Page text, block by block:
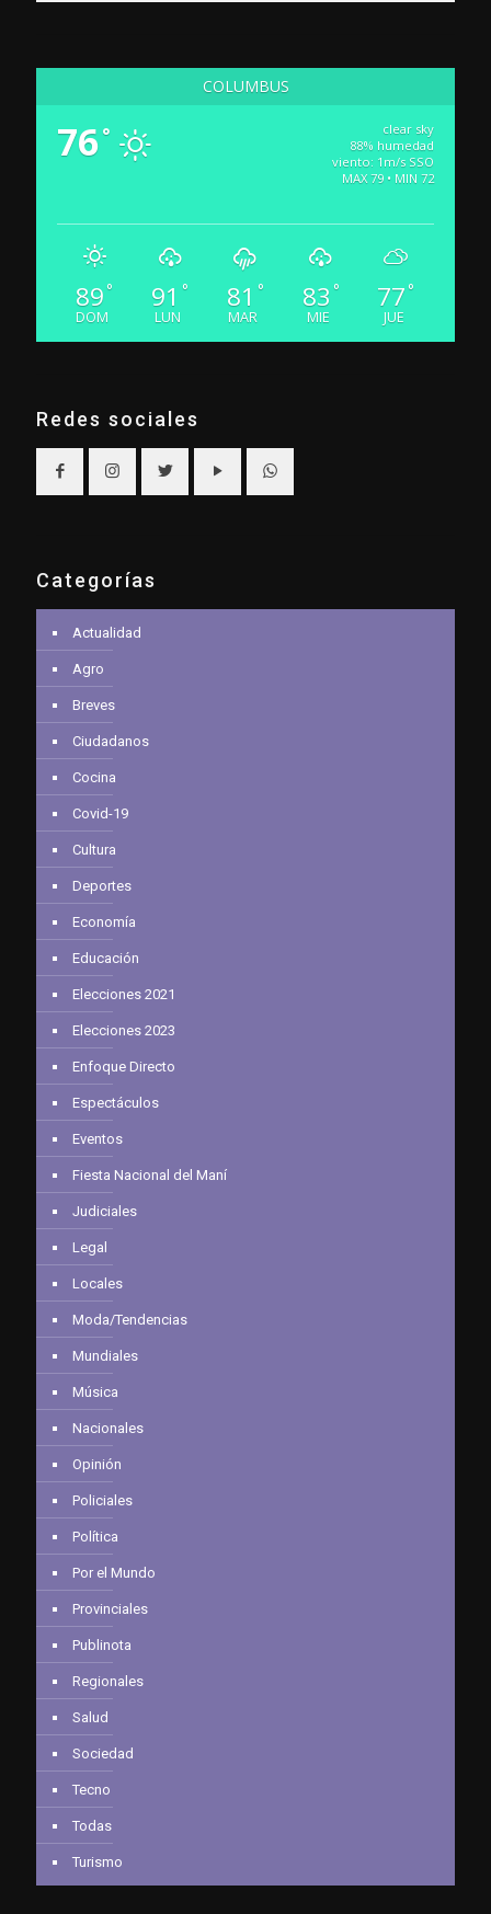
COLUMBUS
76°
clear sky
88% humedad
viento: 1m/s SSO
MAX 79 • MIN 72
89 °
DOM
91 °
LUN
81 °
MAR
83 °
MIE
77 °
JUE
Redes sociales
Categorías
Actualidad
Agro
Breves
Ciudadanos
Cocina
Covid-19
Cultura
Deportes
Economía
Educación
Elecciones 2021
Elecciones 2023
Enfoque Directo
Espectáculos
Eventos
Fiesta Nacional del Maní
Judiciales
Legal
Locales
Moda/Tendencias
Mundiales
Música
Nacionales
Opinión
Policiales
Política
Por el Mundo
Provinciales
Publinota
Regionales
Salud
Sociedad
Tecno
Todas
Turismo